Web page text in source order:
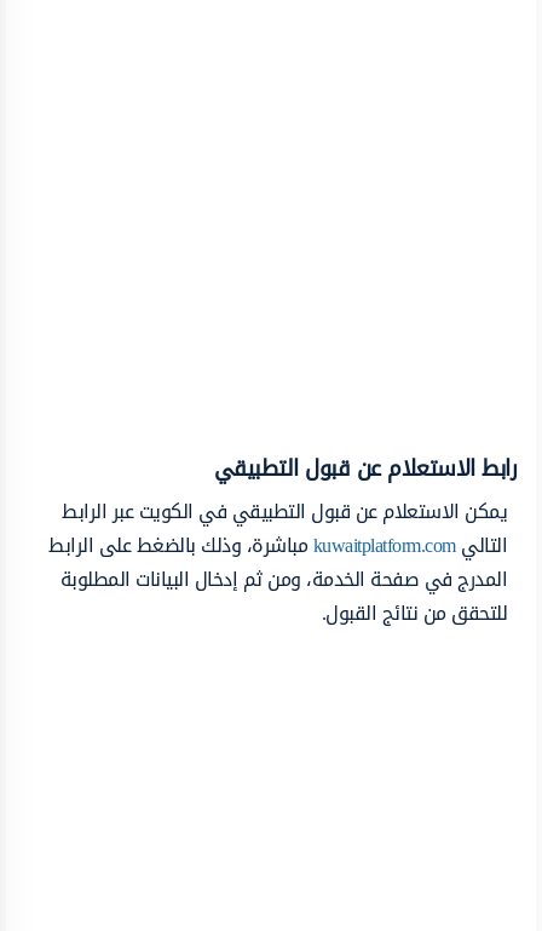
رابط الاستعلام عن قبول التطبيقي
يمكن الاستعلام عن قبول التطبيقي في الكويت عبر الرابط
التاليkuwaitplatform.comمباشرة، وذلك بالضغط على الرابط
المدرج في صفحة الخدمة، ومن ثم إدخال البيانات المطلوبة
للتحقق من نتائج القبول.